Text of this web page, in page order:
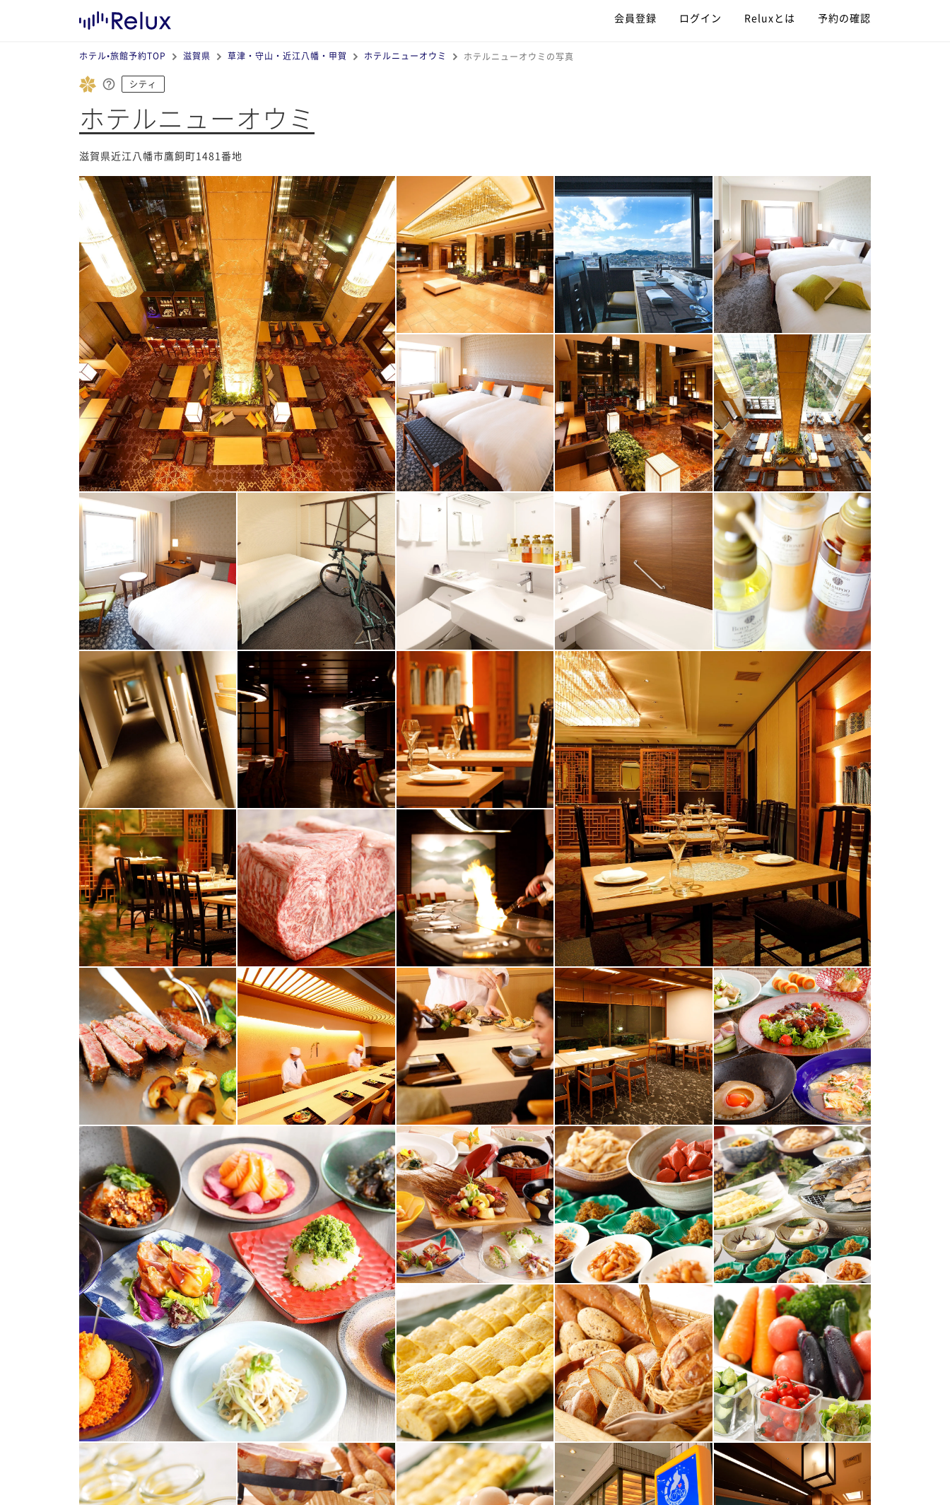
会員登録 ログイン Reluxとは 予約の確認
ホテル•旅館予約TOP 滋賀県 草津・守山・近江八幡・甲賀 ホテルニューオウミ ホテルニューオウミの写真
シティ
ホテルニューオウミ
滋賀県近江八幡市鷹飼町1481番地